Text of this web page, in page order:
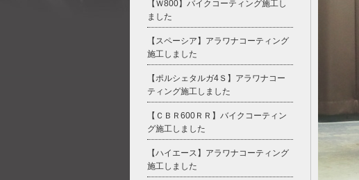
【Ｗ800】バイクコーティング施工し
ました
【スペーシア】アラワナコーティング
施工しました
【ポルシェタルガ4Ｓ】アラワナコー
ティング施工しました
【ＣＢＲ600ＲＲ】バイクコーティン
グ施工しました
【ハイエース】アラワナコーティング
施工しました